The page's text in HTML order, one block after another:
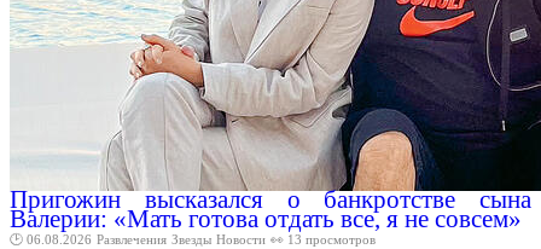
Пригожин высказался о банкротстве сына
Валерии: «Мать готова отдать все, я не совсем»
🕑 06.08.2026 Развлечения Звезды Новости 👀 13 просмотров